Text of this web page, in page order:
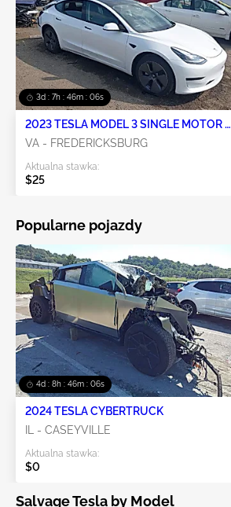
3d : 7h : 46m : 05s
2023 TESLA MODEL 3 SINGLE MOTOR –
STANDARD / PERFORMANCE 0
VA - FREDERICKSBURG
Aktualna stawka:
$25
Popularne pojazdy
4d : 8h : 46m : 05s
2024 TESLA CYBERTRUCK
IL - CASEYVILLE
Aktualna stawka:
$0
Salvage Tesla by Model